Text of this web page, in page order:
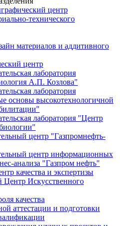
центр
технического
материалов и аддитивного
центр
лаборатория
А.П. Козлова"
лаборатория
основы высокотехнологичной
лаборатория "Центр
центр "Газпромнефть-
центр информационных
анализа "Газпром нефть"
качества и экспертизы
Центр Искусственного
качества
аттестации и подготовки